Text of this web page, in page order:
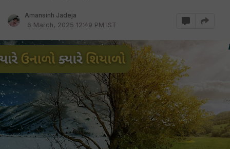
Amansinh Jadeja
6 March, 2025 12:49 PM IST